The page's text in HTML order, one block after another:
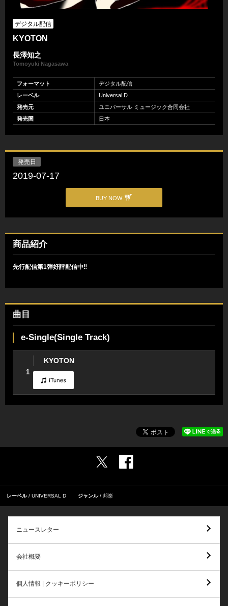
デジタル配信
KYOTON
長澤知之
Tomoyuki Nagasawa
フォーマット
デジタル配信
レーベル
Universal D
発売元
ユニバーサル ミュージック合同会社
発売国
日本
発売日
2019-07-17
BUY NOW
商品紹介
先行配信第1弾好評配信中‼︎
曲目
e-Single(Single Track)
1
KYOTON
レーベル UNIVERSAL D ジャンル 邦楽
ニュースレター
会社概要
個人情報 | クッキーポリシー